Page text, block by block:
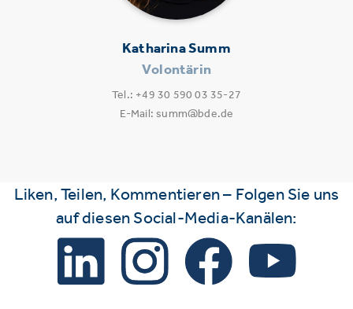
Katharina Summ
Volontärin
Tel.: +49 30 590 03 35-27
E-Mail: summ@bde.de
Liken, Teilen, Kommentieren – Folgen Sie uns
auf diesen Social-Media-Kanälen: